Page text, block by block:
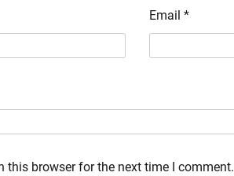
Email *
this browser for the next time I comment.